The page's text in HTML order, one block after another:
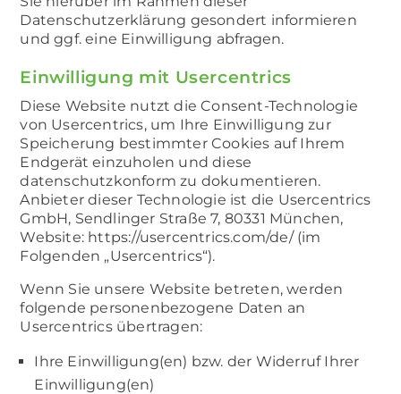
Datenschutzerklärung gesondert informieren
und ggf. eine Einwilligung abfragen.
Einwilligung mit Usercentrics
Diese Website nutzt die Consent-Technologie
von Usercentrics, um Ihre Einwilligung zur
Speicherung bestimmter Cookies auf Ihrem
Endgerät einzuholen und diese
datenschutzkonform zu dokumentieren.
Anbieter dieser Technologie ist die Usercentrics
GmbH, Sendlinger Straße 7, 80331 München,
Website: https://usercentrics.com/de/ (im
Folgenden „Usercentrics“).
Wenn Sie unsere Website betreten, werden
folgende personenbezogene Daten an
Usercentrics übertragen:
Ihre Einwilligung(en) bzw. der Widerruf Ihrer
Einwilligung(en)